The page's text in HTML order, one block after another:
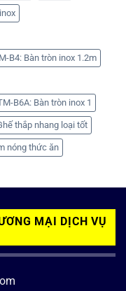
B4: Bàn tròn inox 1.2m
B6A: Bàn tròn inox 1
thắp nhang loại tốt
nóng thức ăn
MẠI DỊCH VỤ